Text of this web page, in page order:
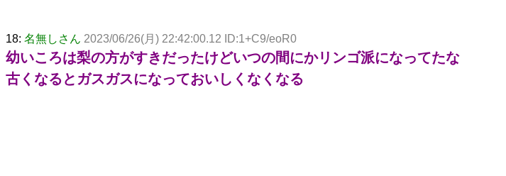
18: 名無しさん 2023/06/26(月) 22:42:00.12 ID:1+C9/eoR0
幼いころは梨の方がすきだったけどいつの間にかリンゴ派になってたな
古くなるとガスガスになっておいしくなくなる